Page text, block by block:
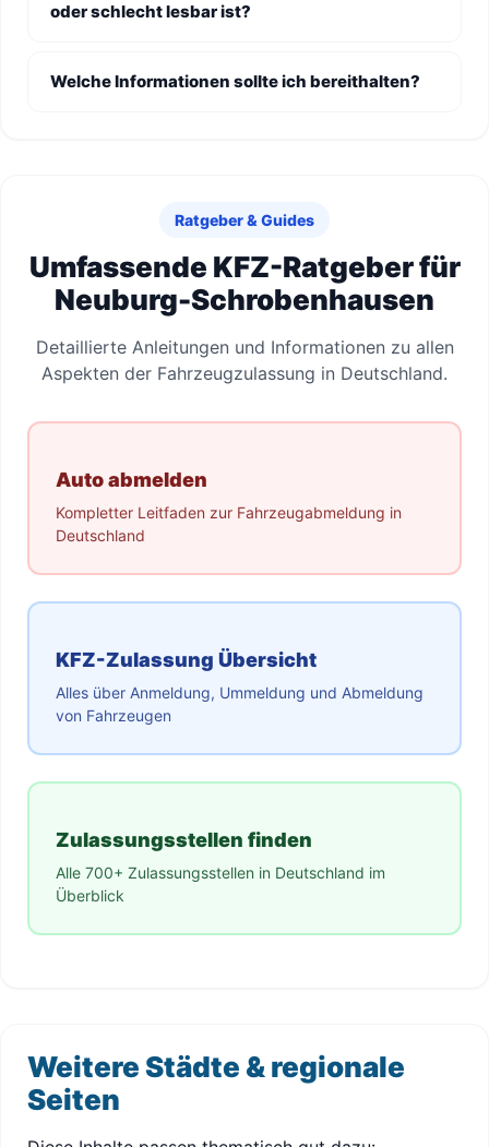
oder schlecht lesbar ist?
Welche Informationen sollte ich bereithalten?
Ratgeber & Guides
Umfassende KFZ-Ratgeber für
Neuburg-Schrobenhausen
Detaillierte Anleitungen und Informationen zu allen
Aspekten der Fahrzeugzulassung in Deutschland.
Auto abmelden
Kompletter Leitfaden zur Fahrzeugabmeldung in
Deutschland
KFZ-Zulassung Übersicht
Alles über Anmeldung, Ummeldung und Abmeldung
von Fahrzeugen
Zulassungsstellen finden
Alle 700+ Zulassungsstellen in Deutschland im
Überblick
Weitere Städte & regionale
Seiten